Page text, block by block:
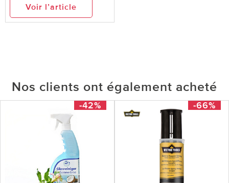
Voir l’article
Nos clients ont également acheté
-42% -66%